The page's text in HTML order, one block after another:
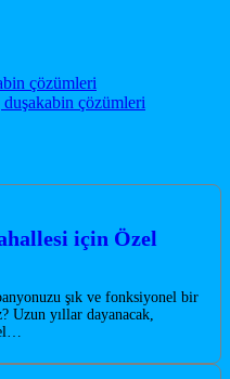
çözümleri
çözümleri
için Özel
şık ve fonksiyonel bir
Uzun yıllar dayanacak,